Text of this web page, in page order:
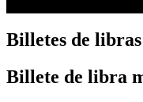
Billetes de
Billete de libra